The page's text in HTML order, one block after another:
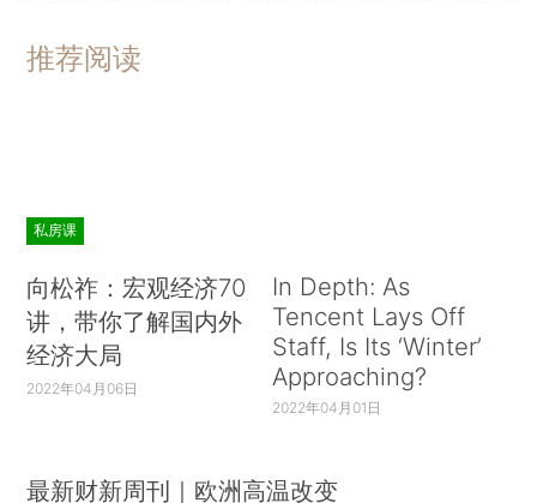
推荐阅读
私房课
向松祚：宏观经济70
讲，带你了解国内外
经济大局
2022年04月06日
In Depth: As
Tencent Lays Off
Staff, Is Its ‘Winter’
Approaching?
2022年04月01日
最新财新周刊｜欧洲高温改变